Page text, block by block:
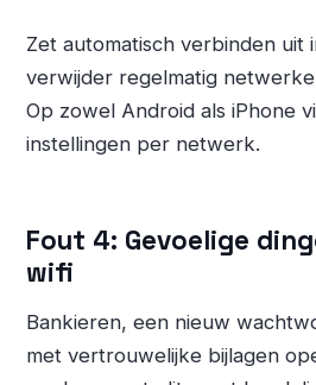
Zet automatisch verbinden uit
verwijder regelmatig
Op zowel Android als iPhone
instellingen per netwerk.
Fout 4: Gevoelige
wifi
Bankieren, een nieuw
met vertrouwelijke bijlagen